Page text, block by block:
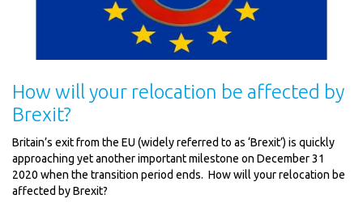
How will your relocation be affected by
Brexit?
Britain’s exit from the EU (widely referred to as ‘Brexit’) is quickly
approaching yet another important milestone on December 31
2020 when the transition period ends. How will your relocation be
affected by Brexit?